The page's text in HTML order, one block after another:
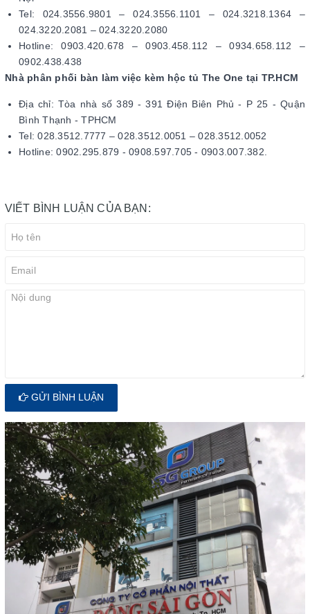
Tel: 024.3556.9801 – 024.3556.1101 – 024.3218.1364 –
024.3220.2081 – 024.3220.2080
Hotline: 0903.420.678 – 0903.458.112 – 0934.658.112 –
0902.438.438
Nhà phân phối bàn làm việc kèm hộc tủ The One tại TP.HCM
Địa chỉ: Tòa nhà số 389 - 391 Điện Biên Phủ - P 25 - Quận
Bình Thạnh - TPHCM
Tel: 028.3512.7777 – 028.3512.0051 – 028.3512.0052
Hotline: 0902.295.879 - 0908.597.705 - 0903.007.382.
VIẾT BÌNH LUẬN CỦA BẠN:
GỬI BÌNH LUẬN